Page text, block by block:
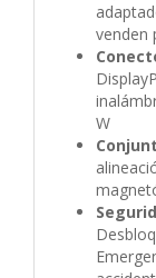
venden
W